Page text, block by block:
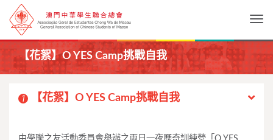
【花絮】O YES Camp挑戰自我
1 【花絮】O YES Camp挑戰自我